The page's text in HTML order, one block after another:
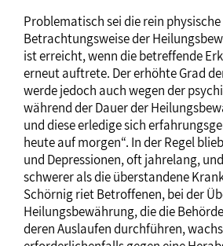
Problematisch sei die rein physische
Betrachtungsweise der
ist erreicht, wenn die betreffende
erneut auftrete. Der erhöhte Grad
werde jedoch auch wegen der
während der Dauer der
und diese erledige sich
heute auf morgen“. In der Regel
und Depressionen, oft jahrelang,
schwerer als die überstandene
Schörnig riet Betroffenen, bei der
Heilungsbewährung, die die
deren Auslaufen durchführen,